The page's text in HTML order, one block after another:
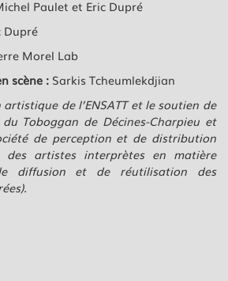
Paulet et Eric Dupré
Dupré
Morel Lab
scène : Sarkis Tcheumlekdjian
de l’ENSATT et le soutien de
Toboggan de Décines-Charpieu et
de perception et de distribution
artistes interprètes en matière
diffusion et de réutilisation des